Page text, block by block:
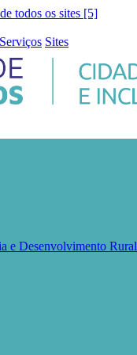
todos os sites [5]
Serviços Sites
e Desenvolvimento Rural